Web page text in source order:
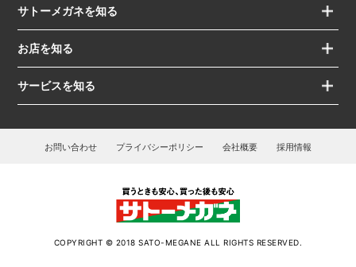
サトーメガネを知る
お店を知る
サービスを知る
お問い合わせ プライバシーポリシー 会社概要 採用情報
COPYRIGHT © 2018 SATO-MEGANE ALL RIGHTS RESERVED.